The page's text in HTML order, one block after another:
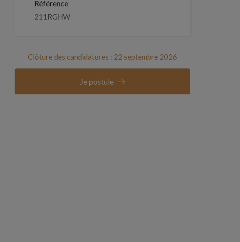
Référence
211RGHW
Clôture des candidatures : 22 septembre 2026
Je postule